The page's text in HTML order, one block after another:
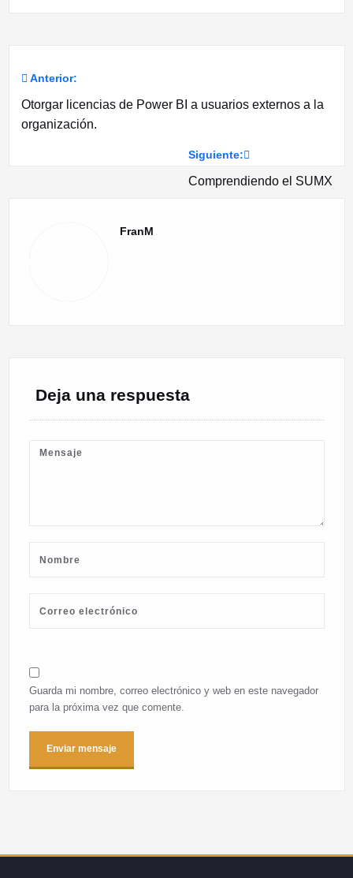
Navegación
de
Anterior:
Otorgar licencias de Power BI a usuarios externos a la
organización.
Siguiente:
Comprendiendo el SUMX
FranM
Deja una respuesta
Guarda mi nombre, correo electrónico y web en este navegador
para la próxima vez que comente.